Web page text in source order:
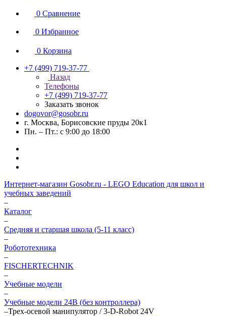
0 Сравнение
0 Избранное
0 Корзина
+7 (499) 719-37-77
Назад
Телефоны
+7 (499) 719-37-77
Заказать звонок
dogovor@gosobr.ru
г. Москва, Борисовские пруды 20к1
Пн. – Пт.: с 9:00 до 18:00
Интернет-магазин Gosobr.ru - LEGO Education для школ и
учебных заведений
–
Каталог
–
Средняя и старшая школа (5-11 класс)
–
Робототехника
–
FISCHERTECHNIK
–
Учебные модели
–
Учебные модели 24В (без контроллера)
–Трех-осевой манипулятор / 3-D-Robot 24V